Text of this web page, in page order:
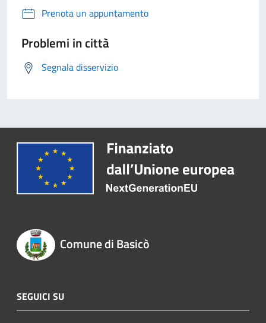
Prenota un appuntamento
Problemi in città
Segnala disservizio
Comune di Basicò
SEGUICI SU